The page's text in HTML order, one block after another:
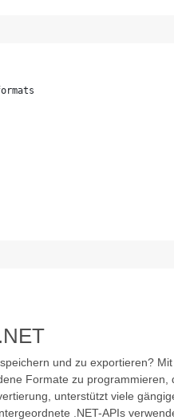
und zu exportieren? Mit
Formate zu programmieren,
unterstützt viele
.NET-APIs